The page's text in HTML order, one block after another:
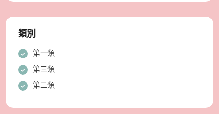
類別
第一類
第三類
第二類